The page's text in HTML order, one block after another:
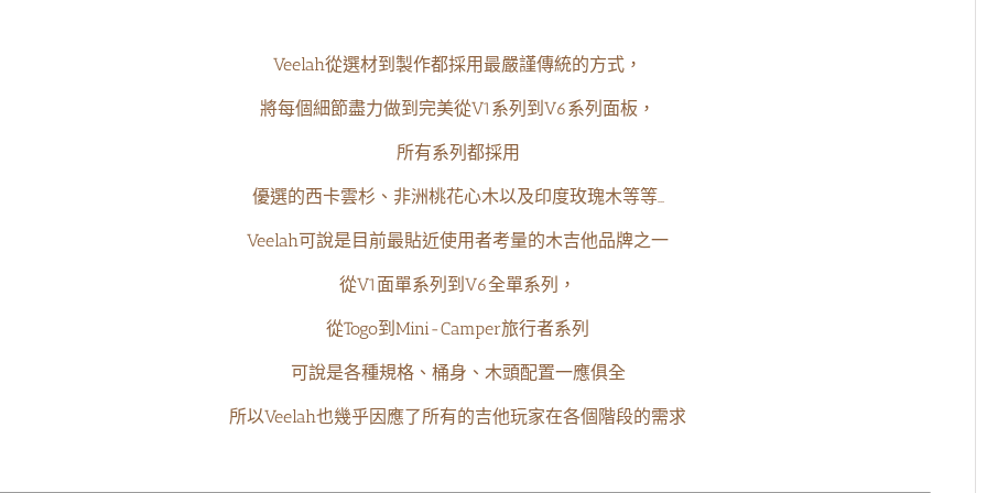
Veelah從選材到製作都採用最嚴謹傳統的方式，
將每個細節盡力做到完美從V1系列到V6系列面板，
所有系列都採用
優選的西卡雲杉、非洲桃花心木以及印度玫瑰木等等…
Veelah可說是目前最貼近使用者考量的木吉他品牌之一
從V1面單系列到V6全單系列，
從Togo到Mini-Camper旅行者系列
可說是各種規格、桶身、木頭配置一應俱全
所以Veelah也幾乎因應了所有的吉他玩家在各個階段的需求